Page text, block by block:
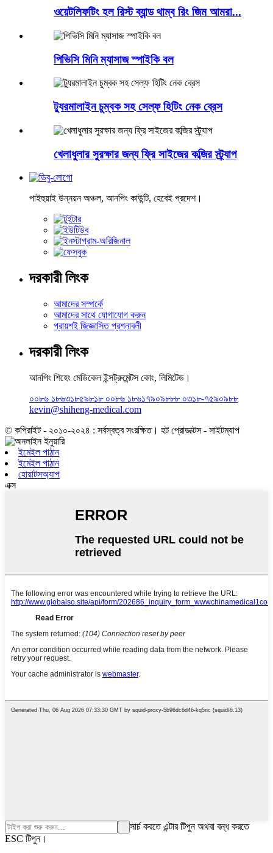
ওয়েটলিফটিং হল রিস্ট ব্যান্ড থাম্ব রিং জিম আমরা...
পিভিসি মিনি ম্যাসাজ স্পাইকি বল
ট্যুরমালাইন চুম্বক সহ সেল্ফ হিটিং নেক ব্রেস
খেলাধুলার সুরক্ষার জন্য ফ্রি সাইজের কব্জির স্ট্র্যাপ
পাইহুয়াই উন্নয়ন অঞ্চল, আনপিং কাউন্টি, হেবেই প্রদেশ।
দরকারী লিংক
আমাদের সম্পর্কে
আমাদের সাথে যোগাযোগ করুন
প্রায়শই জিজ্ঞাসিত প্রশ্নাবলী
দরকারী লিংক
আনপিং শিহেং মেডিকেল ইন্সট্রুমেন্টস কোং, লিমিটেড।
০০৮৬ ১৮৬৩১৮৫৯৮১৮ ০০৮৬ ১৮৬১৭৯০৯৮৮৮ ০৩১৮-৭৫৯০৯৮৮
kevin@shiheng-medical.com
© কপিরাইট - ২০১০-২০২৪ : সর্বস্বত্ব সংরক্ষিত। হট প্রোডাক্টস - সাইটম্যাপ
ইমেইল পাঠান
ইমেইল পাঠান
হোয়াটসঅ্যাপ
এক্স
সার্চ করতে এন্টার টিপুন অথবা বন্ধ করতে
ESC টিপুন।